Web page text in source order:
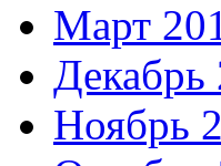
Март
Декабрь
Ноябрь